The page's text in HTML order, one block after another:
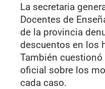
La secretaria
Docentes de
de la provincia
descuentos en los
También
oficial sobre los
cada caso.